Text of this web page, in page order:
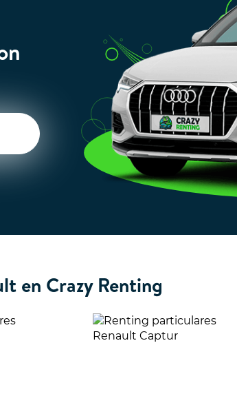
en Crazy Renting